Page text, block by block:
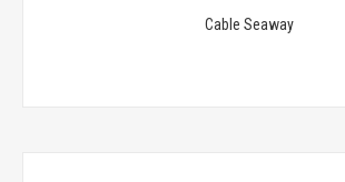
Cable Seaway